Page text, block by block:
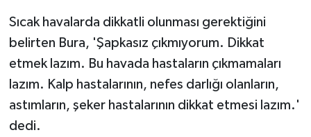
Sıcak havalarda dikkatli olunması gerektiğini
belirten Bura, 'Şapkasız çıkmıyorum. Dikkat
etmek lazım. Bu havada hastaların çıkmamaları
lazım. Kalp hastalarının, nefes darlığı olanların,
astımların, şeker hastalarının dikkat etmesi lazım.'
dedi.